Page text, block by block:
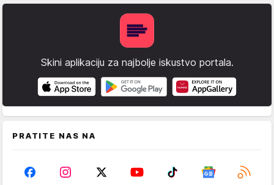
Skini aplikaciju za najbolje iskustvo portala.
PRATITE NAS NA